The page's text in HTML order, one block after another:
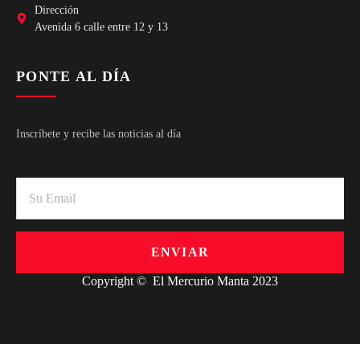
Dirección
Avenida 6 calle entre 12 y 13
PONTE AL DÍA
Inscríbete y recibe las noticias al día
ENVIAR
Copyright © El Mercurio Manta 2023